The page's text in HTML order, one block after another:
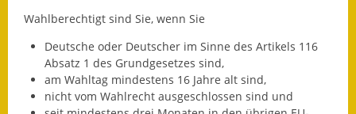
Umleitungsplan
Ausweichfahrplan
Buslinie 168
Stellenausschreibungen
Wahlberechtigt sind Sie, wenn Sie
Deutsche oder Deutscher im Sinne des Artikels 116
Absatz 1 des Grundgesetzes sind,
am Wahltag mindestens 16 Jahre alt sind,
nicht vom Wahlrecht ausgeschlossen sind und